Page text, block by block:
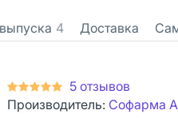
4 Доставка
5 отзывов
Производитель: Софарма